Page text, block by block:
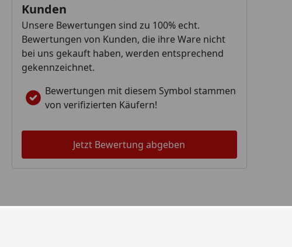
Kunden
Unsere Bewertungen sind zu 100% echt.
Bewertungen von Kunden, die ihre Ware nicht
bei uns gekauft haben, werden entsprechend
gekennzeichnet.
Bewertungen mit diesem Symbol stammen
von verifizierten Käufern!
Jetzt Bewertung abgeben